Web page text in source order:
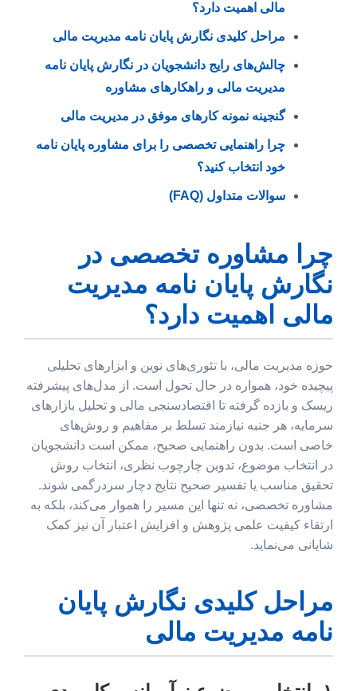
مالی اهمیت دارد؟
مراحل کلیدی نگارش پایان نامه مدیریت مالی
چالش‌های رایج دانشجویان در نگارش پایان نامه
مدیریت مالی و راهکارهای مشاوره
گنجینه نمونه کارهای موفق در مدیریت مالی
چرا راهنمایی تخصصی را برای مشاوره پایان نامه
خود انتخاب کنید؟
سوالات متداول (FAQ)
چرا مشاوره تخصصی در
نگارش پایان نامه مدیریت
مالی اهمیت دارد؟
حوزه مدیریت مالی، با تئوری‌های نوین و ابزارهای تحلیلی
پیچیده خود، همواره در حال تحول است. از مدل‌های پیشرفته
ریسک و بازده گرفته تا اقتصادسنجی مالی و تحلیل بازارهای
سرمایه، هر جنبه نیازمند تسلط بر مفاهیم و روش‌های
خاصی است. بدون راهنمایی صحیح، ممکن است دانشجویان
در انتخاب موضوع، تدوین چارچوب نظری، انتخاب روش
تحقیق مناسب یا تفسیر صحیح نتایج دچار سردرگمی شوند.
مشاوره تخصصی، نه تنها این مسیر را هموار می‌کند، بلکه به
ارتقاء کیفیت علمی پژوهش و افزایش اعتبار آن نیز کمک
شایانی می‌نماید.
مراحل کلیدی نگارش پایان
نامه مدیریت مالی